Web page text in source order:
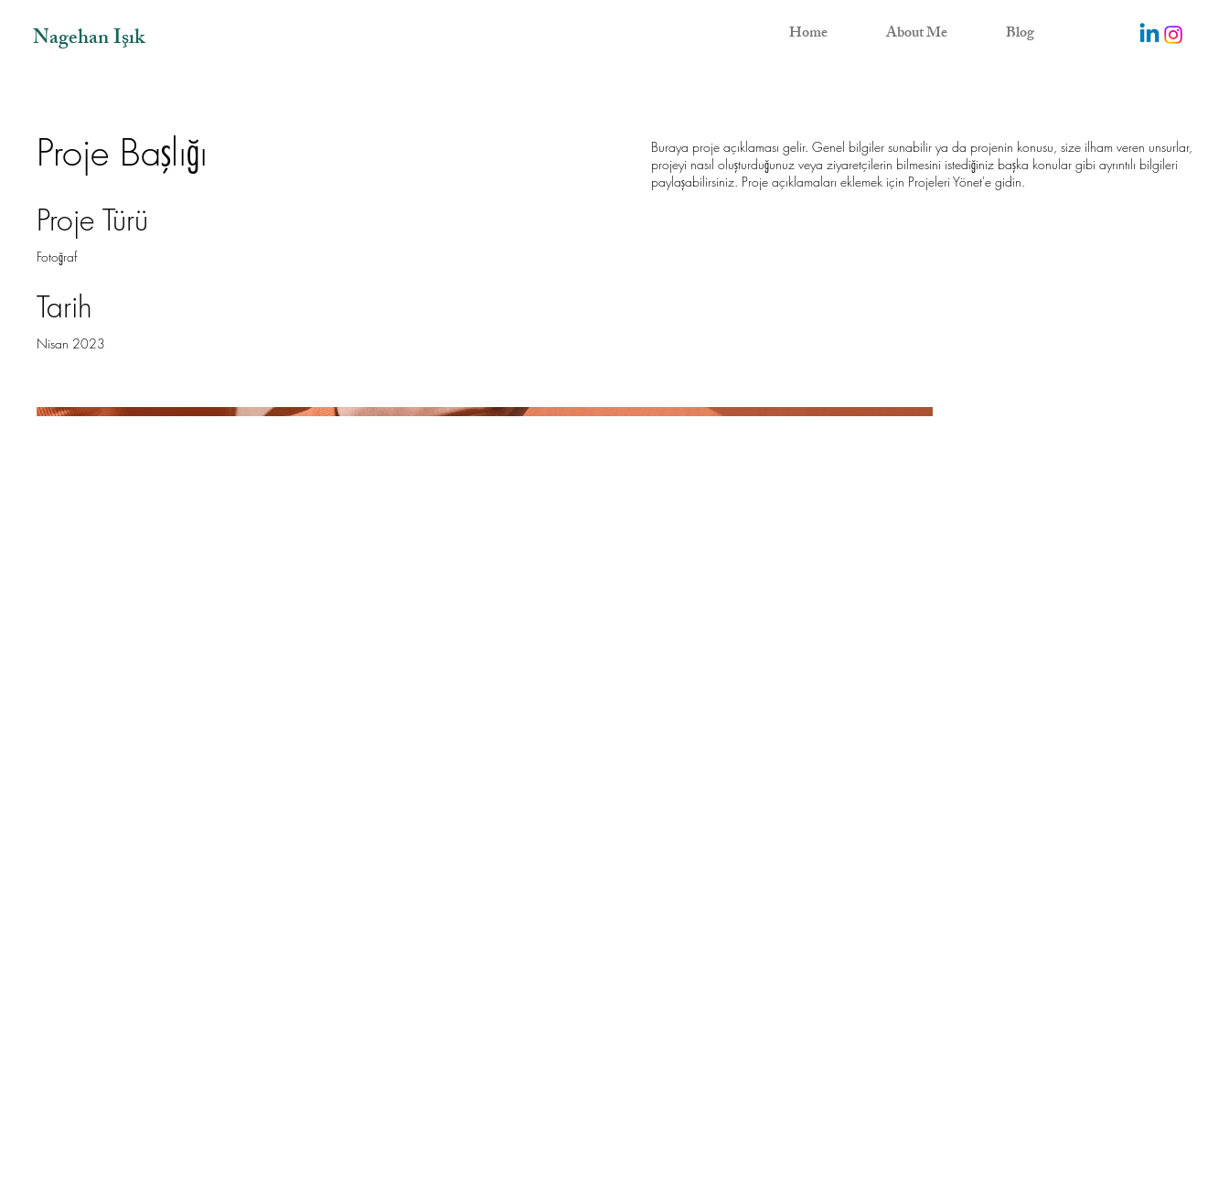
Nagehan Işık Home About Me Blog
Proje Başlığı
Proje Türü
Fotoğraf
Tarih
Nisan 2023
Buraya proje açıklaması gelir. Genel bilgiler sunabilir ya da projenin konusu, size ilham veren unsurlar,
projeyi nasıl oluşturduğunuz veya ziyaretçilerin bilmesini istediğiniz başka konular gibi ayrıntılı bilgileri
paylaşabilirsiniz. Proje açıklamaları eklemek için Projeleri Yönet'e gidin.